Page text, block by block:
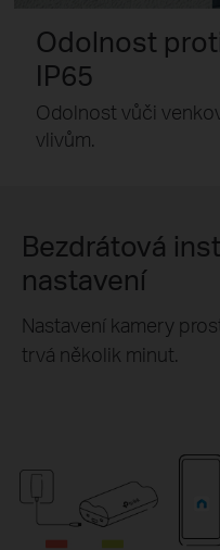
Odolnost
IP65
Odolnost vůči
vlivům.
Bezdrátová
nastavení
Nastavení kamery
trvá několik minut.